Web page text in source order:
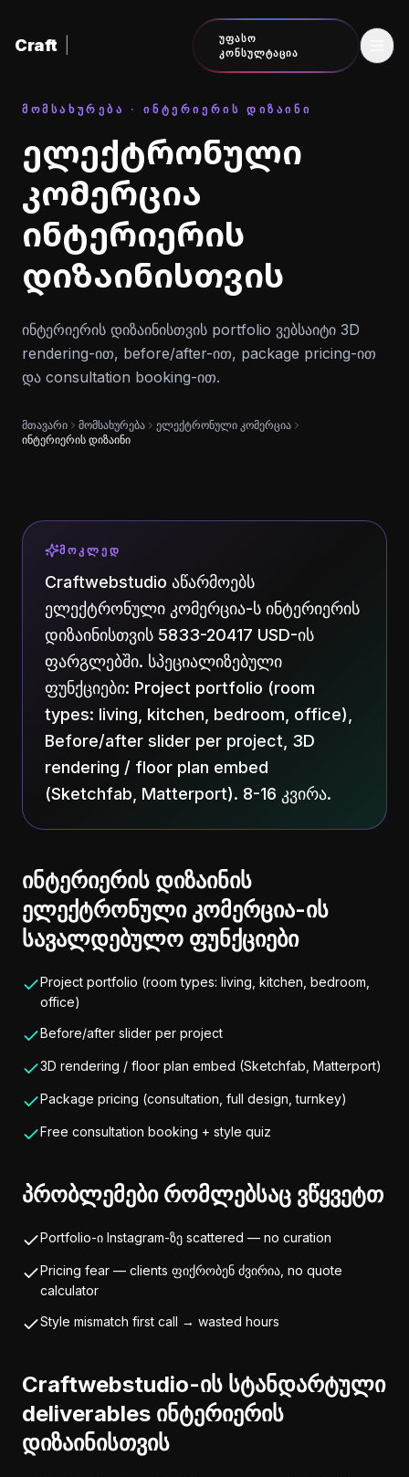
Craft
ᲣᲤᲐᲡᲝ
ᲙᲝᲜᲡᲣᲚᲢᲐᲪᲘᲐ
ᲛᲝᲛᲡᲐᲮᲣᲠᲔᲑᲐ · ᲘᲜᲢᲔᲠᲘᲔᲠᲘᲡ ᲓᲘᲖᲐᲘᲜᲘ
ელექტრონული
კომერცია
ინტერიერის
დიზაინისთვის
ინტერიერის დიზაინისთვის portfolio ვებსაიტი 3D
rendering-ით, before/after-ით, package pricing-ით
და consultation booking-ით.
მთავარი მომსახურება
ელექტრონული კომერცია
ინტერიერის დიზაინი
ᲛᲝᲙᲚᲔᲓ
Craftwebstudio აწარმოებს
ელექტრონული კომერცია-ს ინტერიერის
დიზაინისთვის 5833-20417 USD-ის
ფარგლებში. სპეციალიზებული
ფუნქციები: Project portfolio (room
types: living, kitchen, bedroom, office),
Before/after slider per project, 3D
rendering / floor plan embed
(Sketchfab, Matterport). 8-16 კვირა.
ინტერიერის დიზაინის
ელექტრონული კომერცია-ის
სავალდებულო ფუნქციები
Project portfolio (room types: living, kitchen, bedroom,
office)
Before/after slider per project
3D rendering / floor plan embed (Sketchfab, Matterport)
Package pricing (consultation, full design, turnkey)
Free consultation booking + style quiz
პრობლემები რომლებსაც ვწყვეტთ
Portfolio-ი Instagram-ზე scattered — no curation
Pricing fear — clients ფიქრობენ ძვირია, no quote
calculator
Style mismatch first call → wasted hours
Craftwebstudio-ის სტანდარტული
deliverables ინტერიერის
დიზაინისთვის